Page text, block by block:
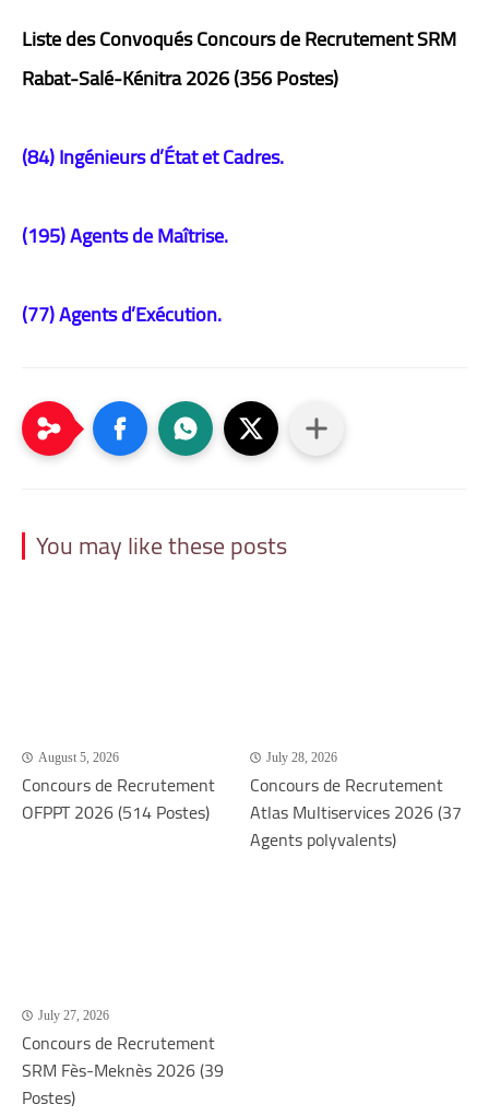
Liste des Convoqués Concours de Recrutement SRM
Rabat-Salé-Kénitra 2026 (356 Postes)
(84) Ingénieurs d’État et Cadres.
(195) Agents de Maîtrise.
(77) Agents d’Exécution.
You may like these posts
August 5, 2026
Concours de Recrutement
OFPPT 2026 (514 Postes)
July 28, 2026
Concours de Recrutement
Atlas Multiservices 2026 (37
Agents polyvalents)
July 27, 2026
Concours de Recrutement
SRM Fès-Meknès 2026 (39
Postes)